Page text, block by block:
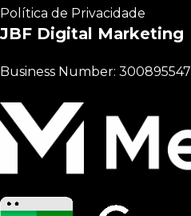
Política de Privacidade
JBF Digital Marketing
Business Number: 300895547